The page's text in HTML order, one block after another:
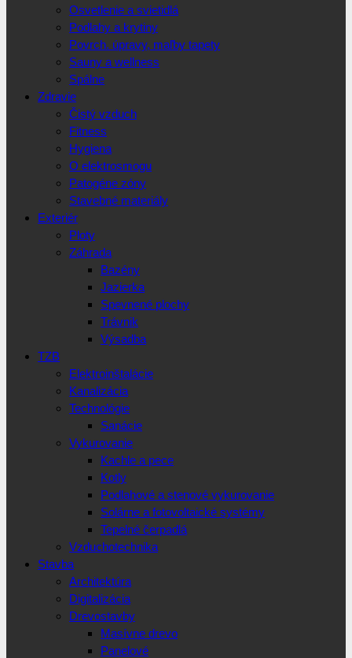
Osvetlenie a svietidlá
Podlahy a krytiny
Povrch. úpravy, maľby tapety
Sauny a wellness
Spálne
Zdravie
Čistý vzduch
Fitness
Hygiena
O elektrosmogu
Patogéne zóny
Stavebné materiály
Exteriér
Ploty
Záhrada
Bazény
Jazierka
Spevnené plochy
Trávnik
Výsadba
TZB
Elektroinštalácie
Kanalizácia
Technológie
Sanácie
Vykurovanie
Kachle a pece
Kotly
Podlahové a stenové vykurovanie
Solárne a fotovoltaické systémy
Tepelné čerpadlá
Vzduchotechnika
Stavba
Architektúra
Digitalizácia
Drevostavby
Masívne drevo
Panelové